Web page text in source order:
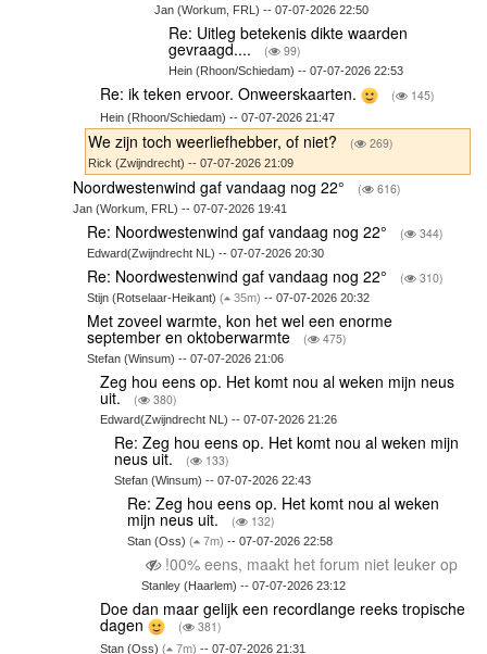
Jan (Workum, FRL) -- 07-07-2026 22:50
Re: Uitleg betekenis dikte waarden
gevraagd.... ( 99)
Hein (Rhoon/Schiedam) -- 07-07-2026 22:53
Re: ik teken ervoor. Onweerskaarten. ( 145)
Hein (Rhoon/Schiedam) -- 07-07-2026 21:47
We zijn toch weerliefhebber, of niet? ( 269)
Rick (Zwijndrecht) -- 07-07-2026 21:09
Noordwestenwind gaf vandaag nog 22° ( 616)
Jan (Workum, FRL) -- 07-07-2026 19:41
Re: Noordwestenwind gaf vandaag nog 22° ( 344)
Edward(Zwijndrecht NL) -- 07-07-2026 20:30
Re: Noordwestenwind gaf vandaag nog 22° ( 310)
Stijn (Rotselaar-Heikant) ( 35m) -- 07-07-2026 20:32
Met zoveel warmte, kon het wel een enorme
september en oktoberwarmte ( 475)
Stefan (Winsum) -- 07-07-2026 21:06
Zeg hou eens op. Het komt nou al weken mijn neus
uit. ( 380)
Edward(Zwijndrecht NL) -- 07-07-2026 21:26
Re: Zeg hou eens op. Het komt nou al weken mijn
neus uit. ( 133)
Stefan (Winsum) -- 07-07-2026 22:43
Re: Zeg hou eens op. Het komt nou al weken
mijn neus uit. ( 132)
Stan (Oss)( 7m) -- 07-07-2026 22:58
!00% eens, maakt het forum niet leuker op
Stanley (Haarlem) -- 07-07-2026 23:12
Doe dan maar gelijk een recordlange reeks tropische
dagen ( 381)
Stan (Oss)( 7m) -- 07-07-2026 21:31